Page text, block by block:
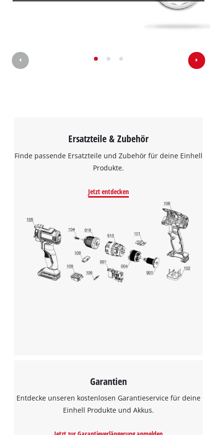
Powered byUsercentrics Consent
Ersatzteile & Zubehör
Finde passende Ersatzteile und Zubehör für deine Einhell
Produkte.
Jetzt entdecken
Garantien
Entdecke unseren kostenlosen Garantieservice für deine
Einhell Produkte und Akkus.